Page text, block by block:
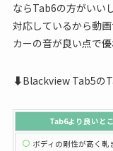
ならTab6の方がいい
対応しているから動
カーの音が良い点で優
⬇Blackview Tab5の
Tab6より 良いと
ボディの剛性が高く軋